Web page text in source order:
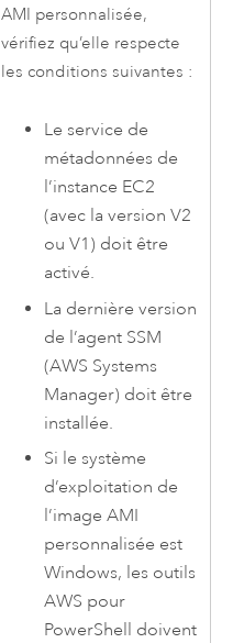
AMI personnalisée,
vérifiez qu’elle respecte
les conditions suivantes :
Le service de
métadonnées de
l’instance EC2
(avec la version V2
ou V1) doit être
activé.
La dernière version
de l’agent SSM
(AWS Systems
Manager) doit être
installée.
Si le système
d’exploitation de
l’imageAMI
personnalisée est
Windows, les outils
AWS pour
PowerShell doivent